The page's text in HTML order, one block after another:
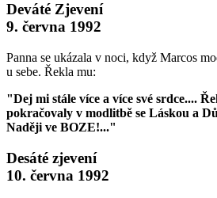
Deváté Zjevení
9. června 1992
Panna se ukázala v noci, když Marcos
u sebe. Řekla mu:
"Dej mi stále více a více své srdce....
pokračovaly v modlitbě se Láskou a
Naději ve BOZE!..."
Desáté zjevení
10. června 1992